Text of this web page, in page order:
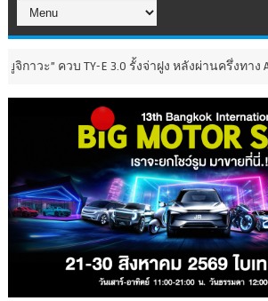
E 3.0 รั้งจ่าฝูง หลังผ่านครึ่งทาง All Japan Trial